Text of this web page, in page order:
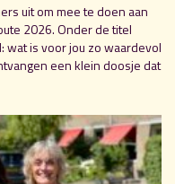
uit om mee te doen aan
2026. Onder de titel
wat is voor jou zo waardevol
een klein doosje dat